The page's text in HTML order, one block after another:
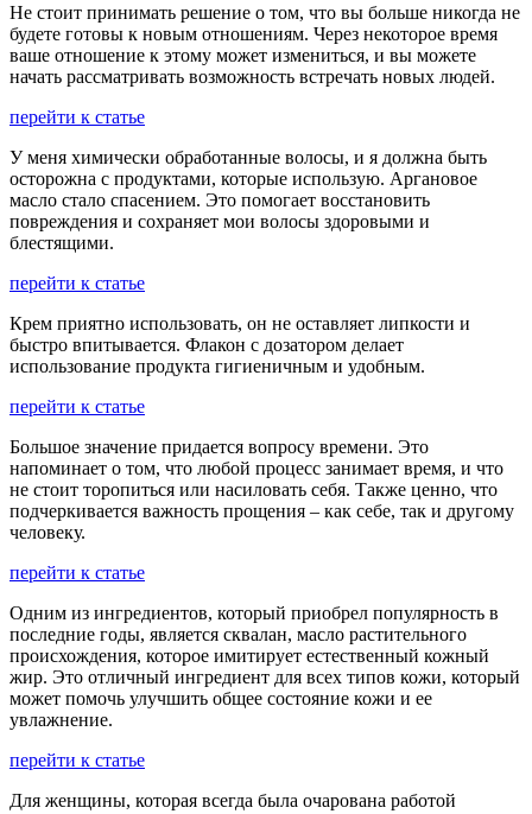
Не стоит принимать решение о том, что вы больше никогда не
будете готовы к новым отношениям. Через некоторое время
ваше отношение к этому может измениться, и вы можете
начать рассматривать возможность встречать новых людей.
перейти к статье
У меня химически обработанные волосы, и я должна быть
осторожна с продуктами, которые использую. Аргановое
масло стало спасением. Это помогает восстановить
повреждения и сохраняет мои волосы здоровыми и
блестящими.
перейти к статье
Крем приятно использовать, он не оставляет липкости и
быстро впитывается. Флакон с дозатором делает
использование продукта гигиеничным и удобным.
перейти к статье
Большое значение придается вопросу времени. Это
напоминает о том, что любой процесс занимает время, и что
не стоит торопиться или насиловать себя. Также ценно, что
подчеркивается важность прощения – как себе, так и другому
человеку.
перейти к статье
Одним из ингредиентов, который приобрел популярность в
последние годы, является сквалан, масло растительного
происхождения, которое имитирует естественный кожный
жир. Это отличный ингредиент для всех типов кожи, который
может помочь улучшить общее состояние кожи и ее
увлажнение.
перейти к статье
Для женщины, которая всегда была очарована работой